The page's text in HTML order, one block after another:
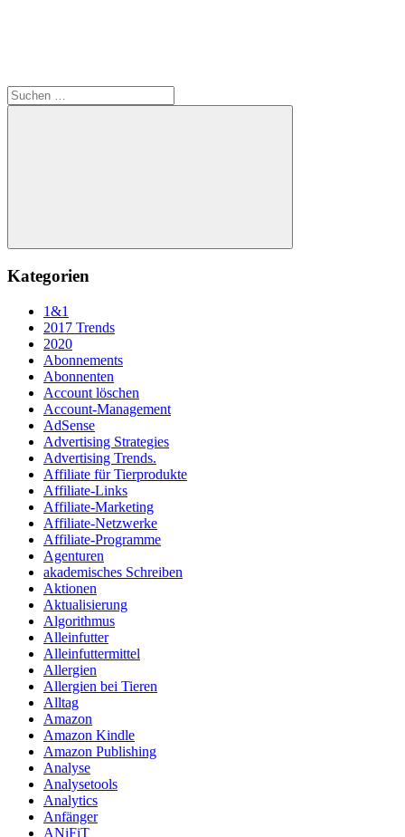
Suchen
nach:
Suchen
Kategorien
1&1
2017 Trends
2020
Abonnements
Abonnenten
Account löschen
Account-Management
AdSense
Advertising Strategies
Advertising Trends.
Affiliate für Tierprodukte
Affiliate-Links
Affiliate-Marketing
Affiliate-Netzwerke
Affiliate-Programme
Agenturen
akademisches Schreiben
Aktionen
Aktualisierung
Algorithmus
Alleinfutter
Alleinfuttermittel
Allergien
Allergien bei Tieren
Alltag
Amazon
Amazon Kindle
Amazon Publishing
Analyse
Analysetools
Analytics
Anfänger
ANiFiT